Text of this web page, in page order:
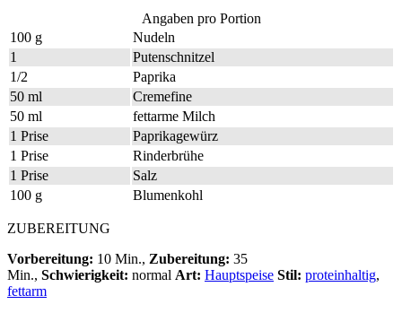
Angaben pro Portion
100 g
Nudeln
1
Putenschnitzel
1/2
Paprika
50 ml
Cremefine
50 ml
fettarme Milch
1 Prise
Paprikagewürz
1 Prise
Rinderbrühe
1 Prise
Salz
100 g
Blumenkohl
ZUBEREITUNG
Vorbereitung: 10 Min., Zubereitung: 35
Min., Schwierigkeit: normal Art: Hauptspeise Stil: proteinhaltig,
fettarm